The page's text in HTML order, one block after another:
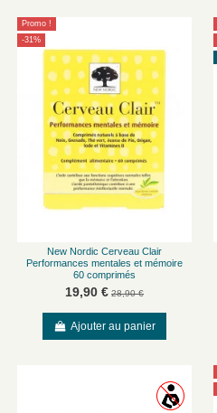
Promo !
-31%
New Nordic Cerveau Clair
Performances mentales et mémoire
60 comprimés
19,90 € 28,90 €
Ajouter au panier